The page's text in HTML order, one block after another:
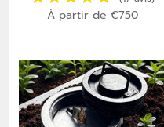
sous Parquet
À partir de €750